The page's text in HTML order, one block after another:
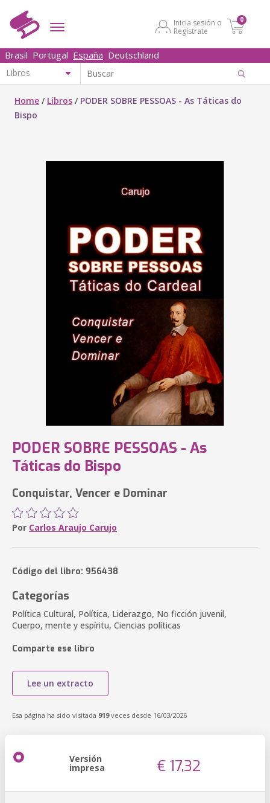
Inicia sesión o
Regístrate
0
Brasil Portugal España Deutschland
Home / Libros / PODER SOBRE PESSOAS - As Táticas do
Bispo
PODER SOBRE PESSOAS - As
Táticas do Bispo
Conquistar, Vencer e Dominar
Por Carlos Araujo Carujo
Código del libro: 956438
Categorías
Política Cultural, Política, Liderazgo, No ficción juvenil,
Cuerpo, mente y espíritu, Ciencias políticas
Comparte ese libro
Lee un extracto
Esa página ha sido visitada 919veces desde 16/03/2026
Versión
impresa € 17,32